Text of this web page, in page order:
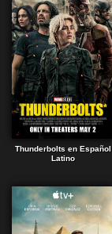
Thunderbolts en Español
Latino